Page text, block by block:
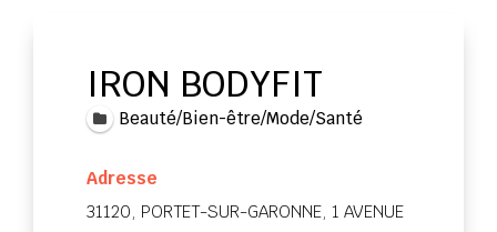
IRON BODYFIT
Beauté/Bien-être/Mode/Santé
Adresse
31120, PORTET-SUR-GARONNE, 1 AVENUE